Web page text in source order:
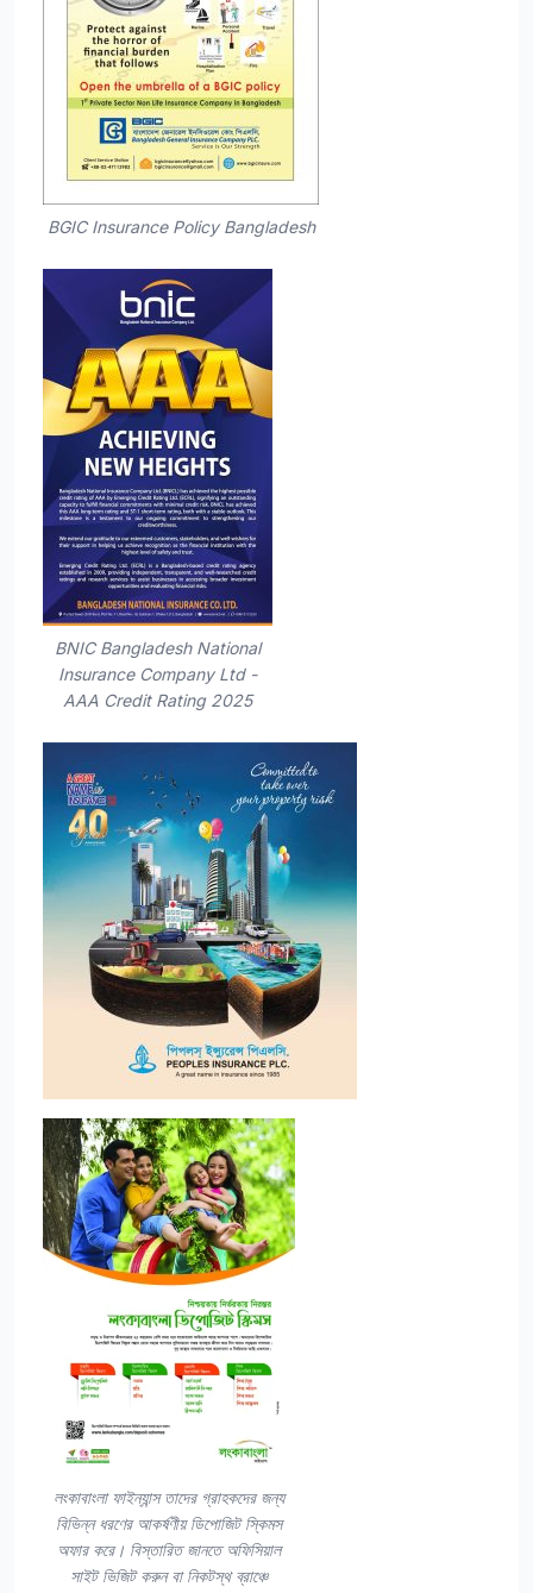
BGIC Insurance Policy Bangladesh
BNIC Bangladesh National
Insurance Company Ltd -
AAA Credit Rating 2025
লংকাবাংলা ফাইন্যান্স তাদের গ্রাহকদের জন্য
বিভিন্ন ধরণের আকর্ষণীয় ডিপোজিট স্কিমস
অফার করে। বিস্তারিত জানতে অফিসিয়াল
সাইট ভিজিট করুন বা নিকটস্থ ব্রাঞ্চে